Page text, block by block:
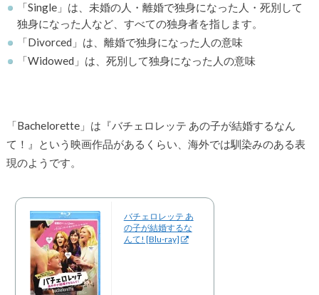
「Single」は、未婚の人・離婚で独身になった人・死別して
独身になった人など、すべての独身者を指します。
「Divorced」は、離婚で独身になった人の意味
「Widowed」は、死別して独身になった人の意味
「Bachelorette」は『バチェロレッテ あの子が結婚するなん
て！』という映画作品があるくらい、海外では馴染みのある表
現のようです。
バチェロレッテ あ
の子が結婚するな
んて! [Blu-ray]